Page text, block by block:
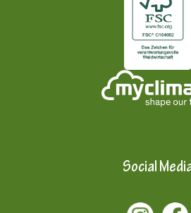
Social